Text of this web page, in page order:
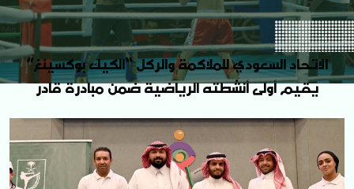
الاتحاد السعودي للملاكمة والركل “الكيك بوكسينغ”
يقيم أولى أنشطته الرياضية ضمن مبادرة قادر